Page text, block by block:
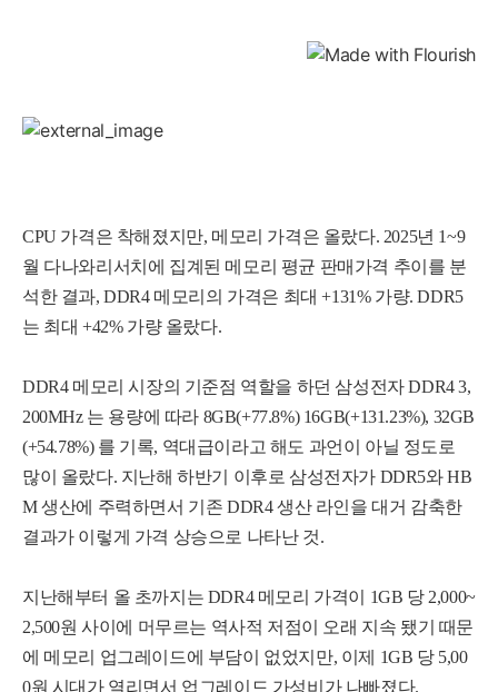
CPU 가격은 착해졌지만, 메모리 가격은 올랐다. 2025년 1~9
월 다나와리서치에 집계된 메모리 평균 판매가격 추이를 분
석한 결과, DDR4 메모리의 가격은 최대 +131% 가량. DDR5
는 최대 +42% 가량 올랐다.
DDR4 메모리 시장의 기준점 역할을 하던 삼성전자 DDR4 3,
200MHz 는 용량에 따라 8GB(+77.8%)16GB(+131.23%), 32GB
(+54.78%) 를 기록, 역대급이라고 해도 과언이 아닐 정도로
많이 올랐다. 지난해 하반기 이후로 삼성전자가 DDR5와 HB
M 생산에 주력하면서 기존 DDR4 생산 라인을 대거 감축한
결과가 이렇게 가격 상승으로 나타난 것.
지난해부터 올 초까지는 DDR4 메모리 가격이 1GB 당 2,000~
2,500원 사이에 머무르는 역사적 저점이 오래 지속 됐기 때문
에 메모리 업그레이드에 부담이 없었지만, 이제 1GB 당 5,00
0원 시대가 열리면서 업그레이드 가성비가 나빠졌다.